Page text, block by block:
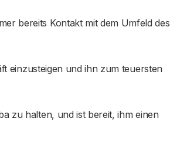
bereits Kontakt mit dem Umfeld des
einzusteigen und ihn zum teuersten
zu halten, und ist bereit, ihm einen